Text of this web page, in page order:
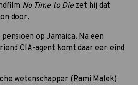
No Time to Die zet hij dat
door.
op Jamaica. Na een
CIA-agent komt daar een eind
wetenschapper (Rami Malek)